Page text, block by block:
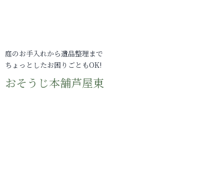
庭のお手入れから遺品整理まで
ちょっとしたお困りごともOK!
おそうじ本舗芦屋東